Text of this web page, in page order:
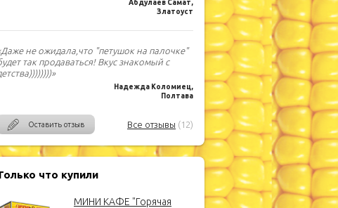
Абдулаев Самат,
Златоуст
не ожидала,что "петушок на палочке"
так продаваться! Вкус знакомый с
Надежда Коломиец,
Полтава
Оставить отзыв Все отзывы (12)
что купили
МИНИ КАФЕ "Горячая